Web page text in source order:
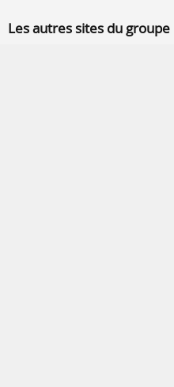
Les autres sites du groupe